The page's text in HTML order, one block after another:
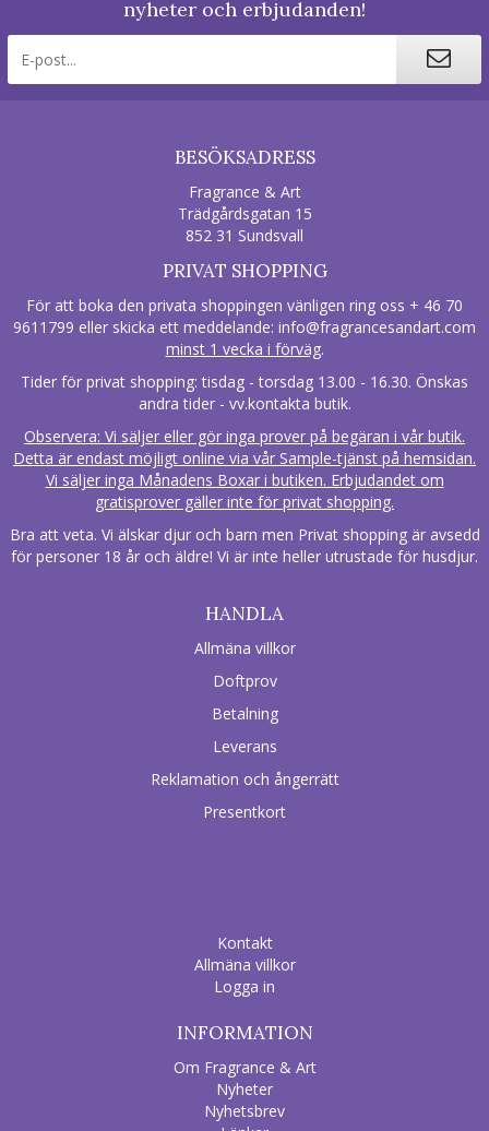
nyheter och erbjudanden!
BESÖKSADRESS
Fragrance & Art
Trädgårdsgatan 15
852 31 Sundsvall
PRIVAT SHOPPING
För att boka den privata shoppingen vänligen ring oss + 46 70
9611799 eller skicka ett meddelande: info@fragrancesandart.com
minst 1 vecka i förväg.
Tider för privat shopping: tisdag - torsdag 13.00 - 16.30. Önskas
andra tider - vv.kontakta butik.
Observera: Vi säljer eller gör inga prover på begäran i vår butik.
Detta är endast möjligt online via vår Sample-tjänst på hemsidan.
Vi säljer inga Månadens Boxar i butiken. Erbjudandet om
gratisprover gäller inte för privat shopping.
Bra att veta. Vi älskar djur och barn men Privat shopping är avsedd
för personer 18 år och äldre! Vi är inte heller utrustade för husdjur.
HANDLA
Allmäna villkor
Doftprov
Betalning
Leverans
Reklamation och ångerrätt
Presentkort
Kontakt
Allmäna villkor
Logga in
INFORMATION
Om Fragrance & Art
Nyheter
Nyhetsbrev